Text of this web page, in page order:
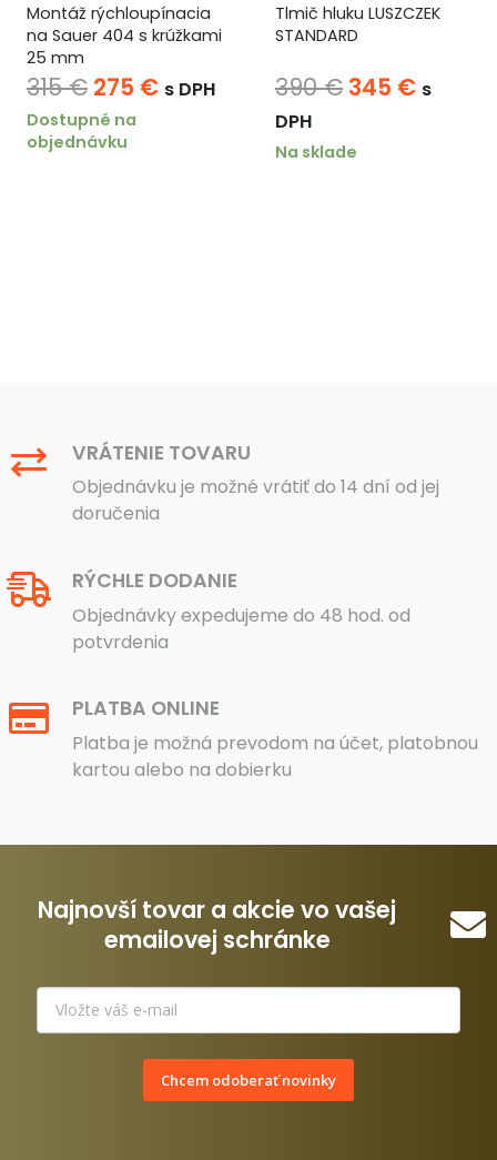
Montáž rýchloupínacia
na Sauer 404 s krúžkami
25 mm
315€ Pôvodná
cena
bola:
275 €Aktuálna
s DPH
Dostupné na
objednávku
Tlmič hluku LUSZCZEK
STANDARD
390€ Pôvodná
bola:
345 € s
DPH
Na sklade
VRÁTENIE TOVARU
Objednávku je možné vrátiť do 14 dní od jej
doručenia
RÝCHLE DODANIE
Objednávky expedujeme do 48 hod. od
potvrdenia
PLATBA ONLINE
Platba je možná prevodom na účet, platobnou
kartou alebo na dobierku
Najnovší tovar a akcie vo vašej
emailovej schránke
Chcem odoberať novinky